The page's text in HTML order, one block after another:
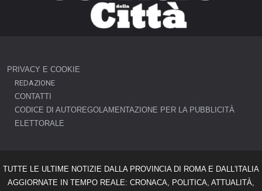
PRIVACY E COOKIE
REDAZIONE
CONTATTI
CODICE DI AUTOREGOLAMENTAZIONE PER LA PUBBLICITÀ
ELETTORALE
TUTTE LE ULTIME NOTIZIE DALLA PROVINCIA DI ROMA E DALL'ITALIA
AGGIORNATE IN TEMPO REALE: CRONACA, POLITICA, ATTUALITÀ,